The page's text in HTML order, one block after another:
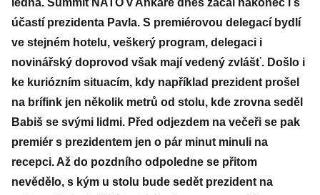
ledna. Summit NATO v Ankaře dnes začal nakonec i s
účastí prezidenta Pavla. S premiérovou delegací bydlí
ve stejném hotelu, veškerý program, delegaci i
novinářský doprovod však mají vedený zvlášť. Došlo i
ke kuriózním situacím, kdy například prezident prošel
na brífink jen několik metrů od stolu, kde zrovna seděl
Babiš se svými lidmi. Před odjezdem na večeři se pak
premiér s prezidentem jen o pár minut minuli na
recepci. Až do pozdního odpoledne se přitom
nevědělo, s kým u stolu bude sedět prezident na